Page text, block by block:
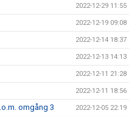
2022-12-29 11:55
2022-12-19 09:08
2022-12-14 18:37
2022-12-13 14:13
2022-12-11 21:28
2022-12-11 18:56
omgång 3 2022-12-05 22:19